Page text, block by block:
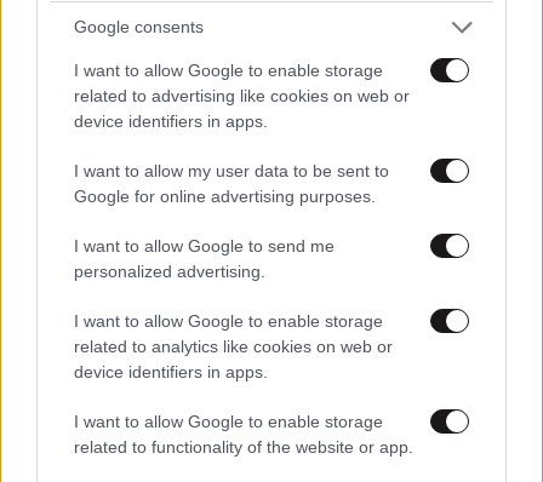
Google consents
I want to allow Google to enable storage
related to advertising like cookies on web or
device identifiers in apps.
I want to allow my user data to be sent to
Google for online advertising purposes.
I want to allow Google to send me
personalized advertising.
I want to allow Google to enable storage
related to analytics like cookies on web or
device identifiers in apps.
I want to allow Google to enable storage
related to functionality of the website or app.
TRENDING